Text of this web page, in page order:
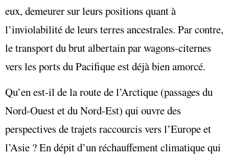
eux, demeurer sur leurs positions quant à
l’inviolabilité de leurs terres ancestrales. Par contre,
le transport du brut albertain par wagons-citernes
vers les ports du Pacifique est déjà bien amorcé.
Qu’en est-il de la route de l’Arctique (passages du
Nord-Ouest et du Nord-Est) qui ouvre des
perspectives de trajets raccourcis vers l’Europe et
l’Asie ? En dépit d’un réchauffement climatique qui